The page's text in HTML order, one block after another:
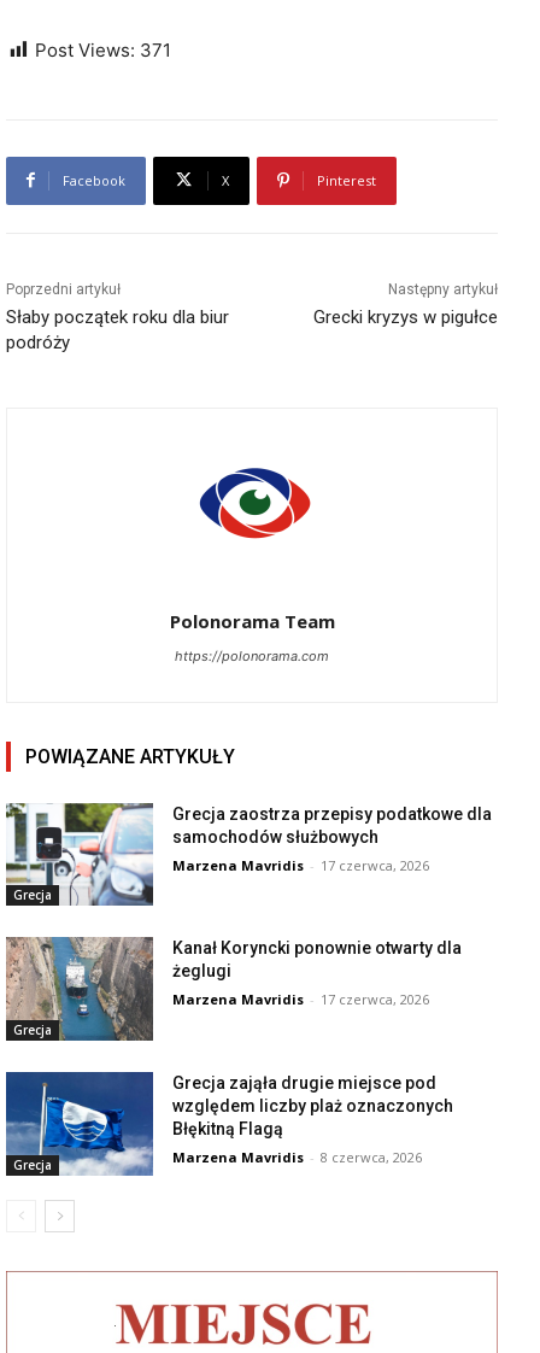
Post Views: 371
Facebook X Pinterest
Poprzedni artykuł
Słaby początek roku dla biur
podróży
Następny artykuł
Grecki kryzys w pigułce
Polonorama Team
https://polonorama.com
POWIĄZANE ARTYKUŁY
Grecja
Grecja zaostrza przepisy podatkowe dla
samochodów służbowych
Marzena Mavridis - 17 czerwca, 2026
Grecja
Kanał Koryncki ponownie otwarty dla
żeglugi
Marzena Mavridis - 17 czerwca, 2026
Grecja
Grecja zająła drugie miejsce pod
względem liczby plaż oznaczonych
Błękitną Flagą
Marzena Mavridis - 8 czerwca, 2026